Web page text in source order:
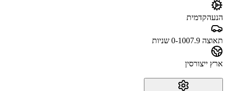
הנעהקדמית
תאוצה 0-100 7.9 שניות
ארץ ייצורסין